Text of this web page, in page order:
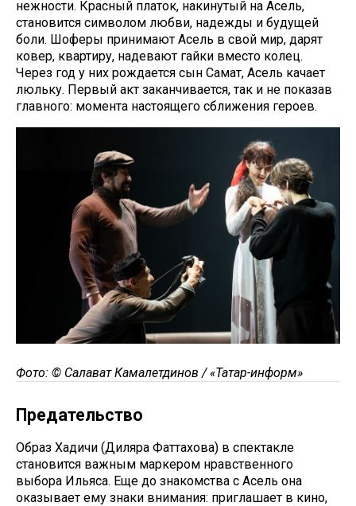
нежности. Красный платок, накинутый на Асель,
становится символом любви, надежды и будущей
боли. Шоферы принимают Асель в свой мир, дарят
ковер, квартиру, надевают гайки вместо колец.
Через год у них рождается сын Самат, Асель качает
люльку. Первый акт заканчивается, так и не показав
главного: момента настоящего сближения героев.
Фото: © Салават Камалетдинов / «Татар-информ»
Предательство
Образ Хадичи (Диляра Фаттахова) в спектакле
становится важным маркером нравственного
выбора Ильяса. Еще до знакомства с Асель она
оказывает ему знаки внимания: приглашает в кино,